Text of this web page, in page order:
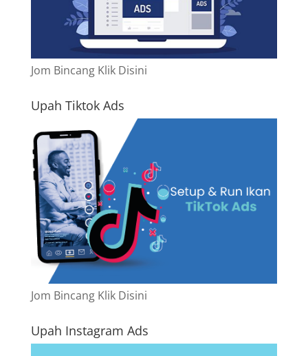
Jom Bincang Klik Disini
Upah Tiktok Ads
Jom Bincang Klik Disini
Upah Instagram Ads